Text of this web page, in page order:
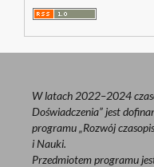
W latach 2022–2024
Doświadczenia” jest
programu „Rozwój
i Nauki.
Przedmiotem programu